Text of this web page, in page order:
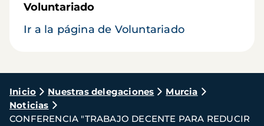
Voluntariado
Ir a la página de Voluntariado
Ruta
de
Inicio Nuestras delegaciones
Murcia
Noticias
CONFERENCIA "TRABAJO DECENTE PARA REDUCIR